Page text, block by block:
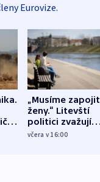
Eurovize.
z
„Musíme zapojit
ženy.“ Litevští
politici zvažují
dohodu o
včera v 16:00